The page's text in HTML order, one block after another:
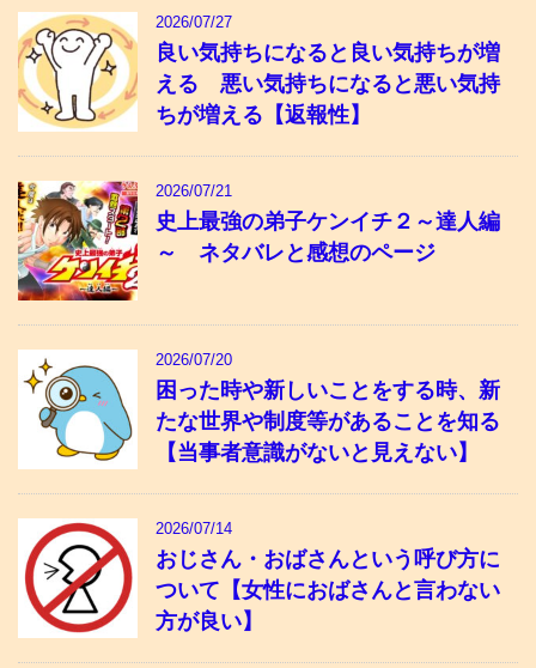
2026/07/27
良い気持ちになると良い気持ちが増
える 悪い気持ちになると悪い気持
ちが増える【返報性】
2026/07/21
史上最強の弟子ケンイチ２～達人編
～ ネタバレと感想のページ
2026/07/20
困った時や新しいことをする時、新
たな世界や制度等があることを知る
【当事者意識がないと見えない】
2026/07/14
おじさん・おばさんという呼び方に
ついて【女性におばさんと言わない
方が良い】